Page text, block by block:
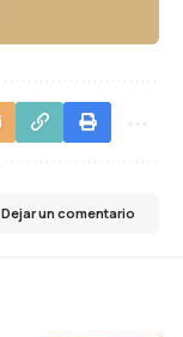
Dejar un comentario